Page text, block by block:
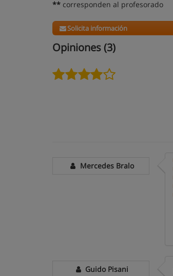
** corresponden al profesorado
Solicita información
Opiniones (3)
Mercedes Bralo
Guido Pisani